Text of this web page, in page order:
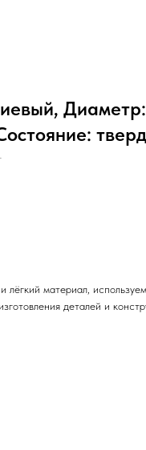
материал,
деталей и